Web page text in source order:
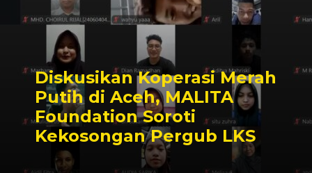
Diskusikan Koperasi Merah
Putih di Aceh, MALITA
Foundation Soroti
Kekosongan Pergub LKS